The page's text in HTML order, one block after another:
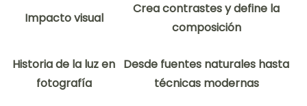
Impacto visual
Crea contrastes y define la
composición
Historia de la luz en
fotografía
Desde fuentes naturales hasta
técnicas modernas